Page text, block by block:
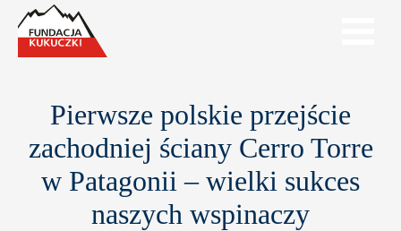
Pierwsze polskie przejście
zachodniej ściany Cerro Torre
w Patagonii – wielki sukces
naszych wspinaczy